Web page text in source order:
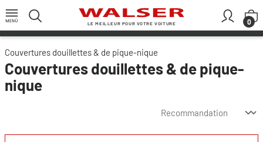
Passer au contenu principal
LE MEILLEUR POUR VOTRE VOITURE 0
Couvertures douillettes & de pique-nique
Couvertures douillettes & de pique-
nique